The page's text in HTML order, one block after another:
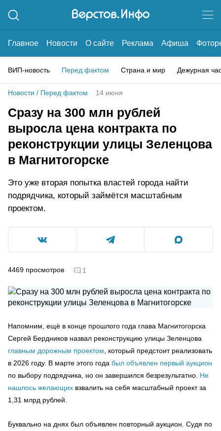
Главное Новости О сайте Реклама Афиша
ВИП-новость Перед фактом Страна и мир Дежурная
Новости / Перед фактом 14 июня
Сразу на 300 млн рублей
выросла цена контракта по
реконструкции улицы Зеленцова
в Магнитогорске
Это уже вторая попытка властей города найти
подрядчика, который займётся масштабным
проектом.
4469 просмотров 1
Напомним, ещё в конце прошлого года глава Магнитогорска
Сергей Бердников назвал реконструкцию улицы Зеленцова
главным дорожным проектом , который предстоит реализовать
в 2026 году. В марте этого года был объявлен первый аукцион
по выбору подрядчика, но он завершился безрезультатно. Не
нашлось желающих взвалить на себя масштабный проект за
1,31 млрд рублей.
Буквально на днях был объявлен повторный аукцион. Судя по